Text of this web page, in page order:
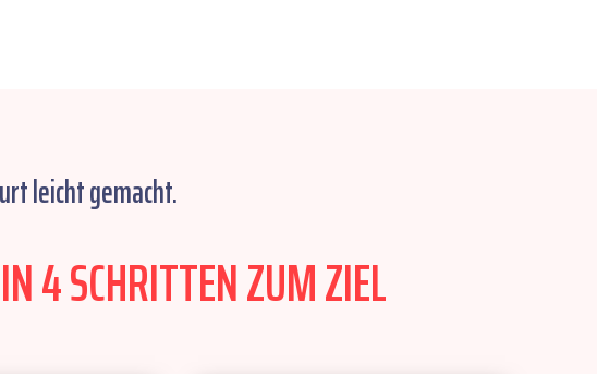
leicht gemacht.
4 SCHRITTEN ZUM ZIEL